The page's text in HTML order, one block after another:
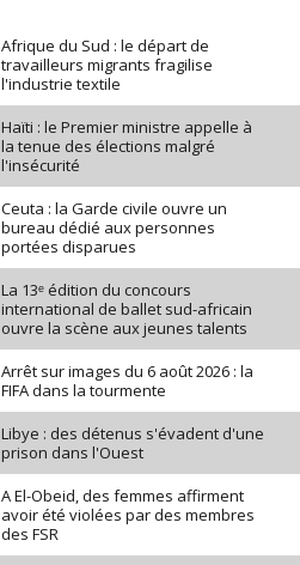
Afrique du Sud : le départ de
travailleurs migrants fragilise
l'industrie textile
Haïti : le Premier ministre appelle à
la tenue des élections malgré
l'insécurité
Ceuta : la Garde civile ouvre un
bureau dédié aux personnes
portées disparues
La 13ᵉ édition du concours
international de ballet sud-africain
ouvre la scène aux jeunes talents
Arrêt sur images du 6 août 2026 : la
FIFA dans la tourmente
Libye : des détenus s'évadent d'une
prison dans l'Ouest
A El-Obeid, des femmes affirment
avoir été violées par des membres
des FSR